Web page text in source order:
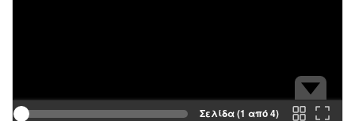
Σελίδα (1 από 4)